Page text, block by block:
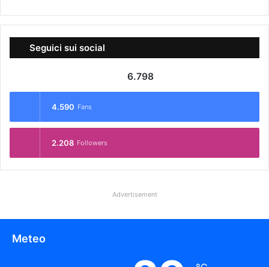
Seguici sui social
6.798
4.590 Fans
2.208 Followers
Advertisement
Meteo